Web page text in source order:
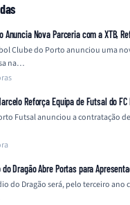
Anuncia Nova Parceria com a XTB,
Clube do Porto anunciou uma
na…
Reforça Equipa de Futsal do FC
Futsal anunciou a contratação
Dragão Abre Portas para
do Dragão será, pelo terceiro